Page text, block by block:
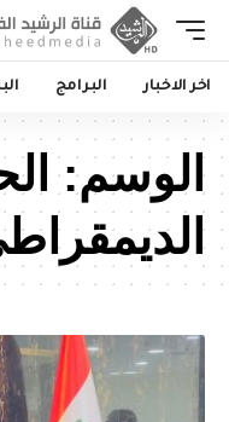
اخر الاخبار البرامج
الوسم: